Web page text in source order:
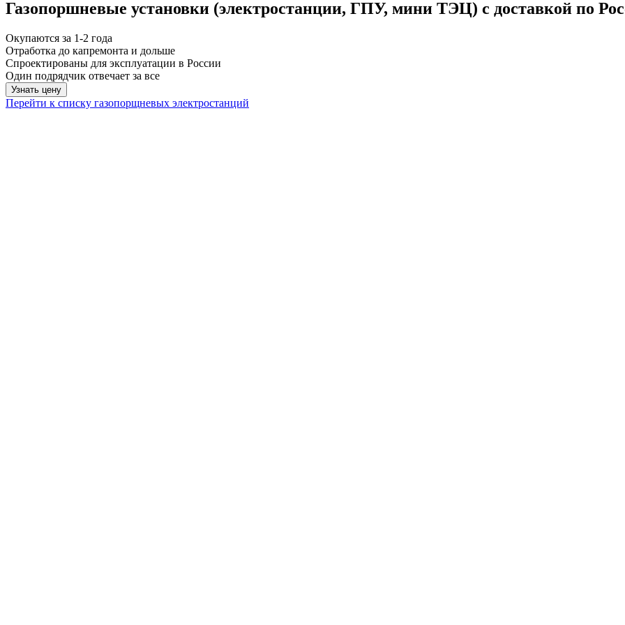
Газопоршневые установки (электростанции, ГПУ, мини ТЭЦ) с доставкой по
Окупаются за 1-2 года
Отработка до капремонта и дольше
Спроектированы для эксплуатации в России
Один подрядчик отвечает за все
Узнать цену
Перейти к списку газопорщневых электростанций